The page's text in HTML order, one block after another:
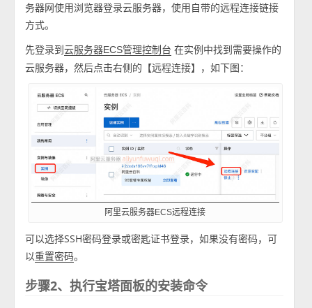
务器网使用浏览器登录云服务器，使用自带的远程连接链接
方式。
先登录到云服务器ECS管理控制台 在实例中找到需要操作的
云服务器，然后点击右侧的【远程连接】，如下图：
阿里云服务器ECS远程连接
可以选择SSH密码登录或密匙证书登录，如果没有密码，可
以重置密码。
步骤2、执行宝塔面板的安装命令